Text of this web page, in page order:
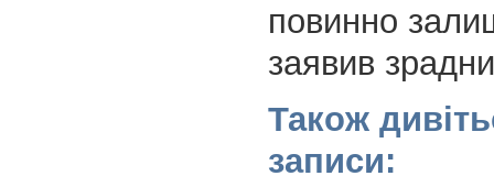
повинно
заявив
Також
записи: